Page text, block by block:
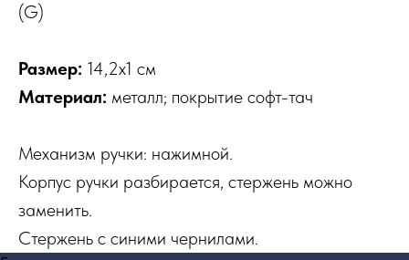
(G)
Размер: 14,2х1 см
Материал: металл; покрытие софт-тач
Механизм ручки: нажимной.
Корпус ручки разбирается, стержень можно
заменить.
Стержень с синими чернилами.